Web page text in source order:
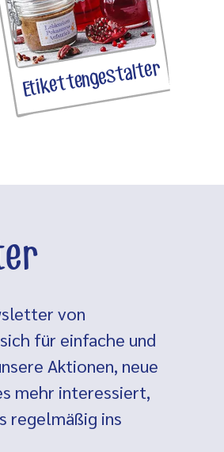
Etikettengestalter
von
für einfache und
Aktionen, neue
mehr interessiert,
regelmäßig ins